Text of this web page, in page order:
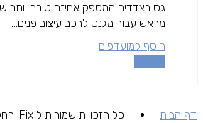
גס בצדדים המספק אחיזה טובה יותר
מראש עבור מגנט לרכב עיצוב פנים...
הוסף למועדפים
דף הבית
כל הזכויות שמורות ל iFix החל משנת 2020